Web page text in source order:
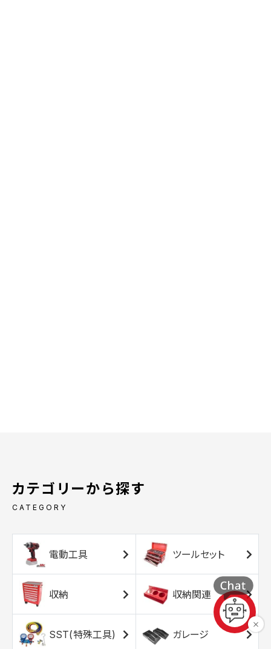
カテゴリーから探す
CATEGORY
電動工具 ツールセット
収納 収納関連
SST(特殊工具) ガレージ